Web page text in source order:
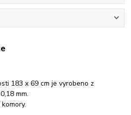
183 x 69 cm je vyrobeno z
mm.